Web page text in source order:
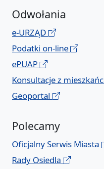
Odwołania
e-URZĄD
Podatki on-line
ePUAP
Konsultacje z
Geoportal
Polecamy
Oficjalny Serwis Miasta
Rady Osiedla